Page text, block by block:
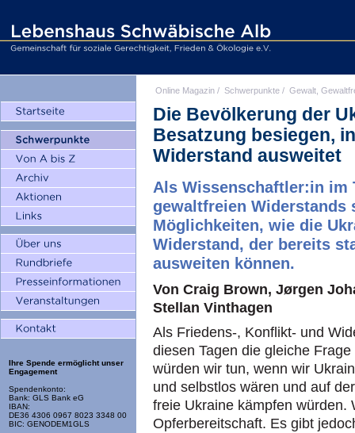
Ihre Spende ermöglicht unser
Engagement
Spendenkonto:
Bank: GLS Bank eG
IBAN:
DE36 4306 0967 8023 3348 00
BIC: GENODEM1GLS
Online Magazin / Schwerpunkte / Gewalt,
Die Bevölkerung der
Besatzung besiegen,
Widerstand ausweitet
Als Wissenschaftler:in im
gewaltfreien Widerstands
Möglichkeiten, wie die
Widerstand, der bereits
ausweiten können.
Von Craig Brown, Jørgen
Stellan Vinthagen
Als Friedens-, Konflikt- und
diesen Tagen die gleiche
würden wir tun, wenn wir
und selbstlos wären und auf
freie Ukraine kämpfen würden.
Opferbereitschaft. Es gibt